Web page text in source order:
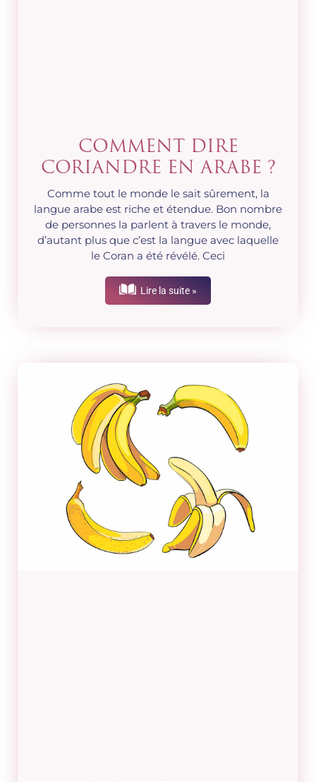
COMMENT DIRE
CORIANDRE EN ARABE ?
Comme tout le monde le sait sûrement, la
langue arabe est riche et étendue. Bon nombre
de personnes la parlent à travers le monde,
d’autant plus que c’est la langue avec laquelle
le Coran a été révélé. Ceci
Lire la suite »